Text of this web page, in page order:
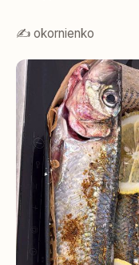
✍️ okornienko